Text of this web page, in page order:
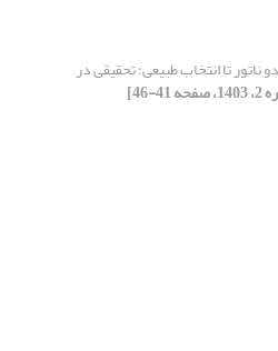
ناتور تا انتخاب طبیعی؛ تحقیقی در